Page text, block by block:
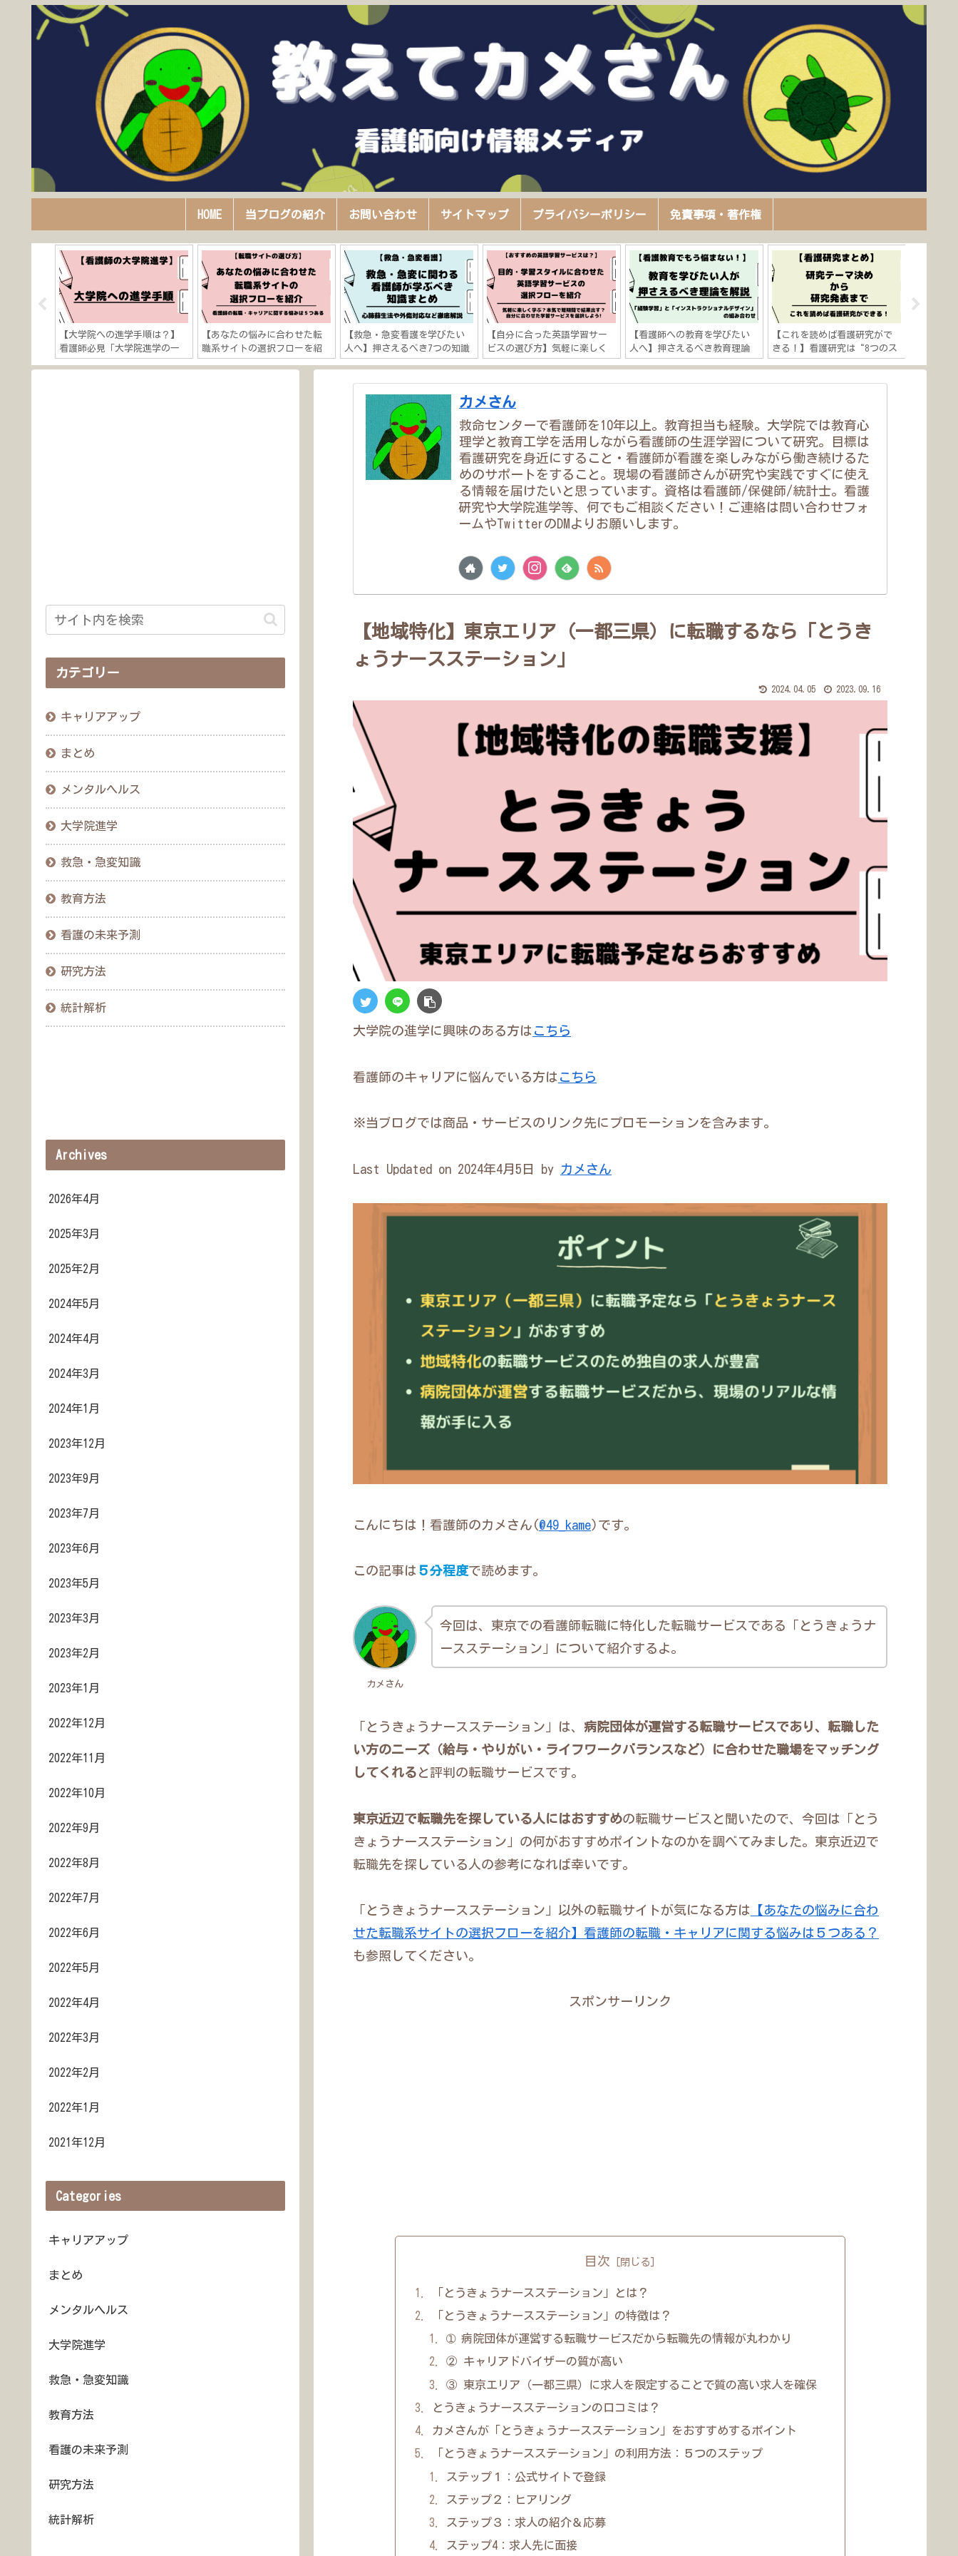
HOME 当ブログの紹介 お問い合わせ サイトマップ プライバシーポリシー 免責事項・著作権
【大学院への進学手順は？】
看護師必見「大学院進学の一
歩を踏み出そう！」
【あなたの悩みに合わせた転
職系サイトの選択フローを紹
介】看護師の転職・キャリア
【救急・急変看護を学びたい
人へ】押さえるべき7つの知識
「心肺蘇生法や外傷対応など
【自分に合った英語学習サー
ビスの選び方】気軽に楽しく
学ぶ？本気で短期間で結果出
【看護師への教育を学びたい
人へ】押さえるべき教育理論
を解説「看護教育は“経験学
【これを読めば看護研究がで
きる！】看護研究は“8つのス
テップ”「研究テーマ決め→
カメさん
救命センターで看護師を10年以上。教育担当も経験。大学院では教育心
理学と教育工学を活用しながら看護師の生涯学習について研究。目標は
看護研究を身近にすること・看護師が看護を楽しみながら働き続けるた
めのサポートをすること。現場の看護師さんが研究や実践ですぐに使え
る情報を届けたいと思っています。資格は看護師/保健師/統計士。看護
研究や大学院進学等、何でもご相談ください！ご連絡は問い合わせフォ
ームやTwitterのDMよりお願いします。
【地域特化】東京エリア（一都三県）に転職するなら「とうき
ょうナースステーション」
2024.04.05 2023.09.16
大学院の進学に興味のある方は こちら
看護師のキャリアに悩んでいる方は こちら
※当ブログでは商品・サービスのリンク先にプロモーションを含みます。
Last Updated on 2024年4月5日 by カメさん
こんにちは！看護師のカメさん(@49_kame)です。
この記事は ５分程度で読めます。
カメさん
今回は、東京での看護師転職に特化した転職サービスである「とうきょうナ
ースステーション」について紹介するよ。
「とうきょうナースステーション」は、 病院団体が運営する転職サービスであり、転職した
い方のニーズ（給与・やりがい・ライフワークバランスなど）に合わせた職場をマッチング
してくれる と評判の転職サービスです。
東京近辺で転職先を探している人にはおすすめの転職サービスと聞いたので、今回は「とう
きょうナースステーション」の何がおすすめポイントなのかを調べてみました。東京近辺で
転職先を探している人の参考になれば幸いです。
「とうきょうナースステーション」以外の転職サイトが気になる方は
【あなたの悩みに合わ
せた転職系サイトの選択フローを紹介】看護師の転職・キャリアに関する悩みは５つある？
も参照してください。
スポンサーリンク
目次
「とうきょうナースステーション」とは？
「とうきょうナースステーション」の特徴は？
➀ 病院団体が運営する転職サービスだから転職先の情報が丸わかり
② キャリアドバイザーの質が高い
③ 東京エリア（一都三県）に求人を限定することで質の高い求人を確保
とうきょうナースステーションの口コミは？
カメさんが「とうきょうナースステーション」をおすすめするポイント
「とうきょうナースステーション」の利用方法：５つのステップ
ステップ１：公式サイトで登録
ステップ２：ヒアリング
ステップ３：求人の紹介＆応募
ステップ4：求人先に面接
カテゴリー
キャリアアップ
まとめ
メンタルヘルス
大学院進学
救急・急変知識
教育方法
看護の未来予測
研究方法
統計解析
Archives
2026年4月
2025年3月
2025年2月
2024年5月
2024年4月
2024年3月
2024年1月
2023年12月
2023年9月
2023年7月
2023年6月
2023年5月
2023年3月
2023年2月
2023年1月
2022年12月
2022年11月
2022年10月
2022年9月
2022年8月
2022年7月
2022年6月
2022年5月
2022年4月
2022年3月
2022年2月
2022年1月
2021年12月
Categories
キャリアアップ
まとめ
メンタルヘルス
大学院進学
救急・急変知識
教育方法
看護の未来予測
研究方法
統計解析